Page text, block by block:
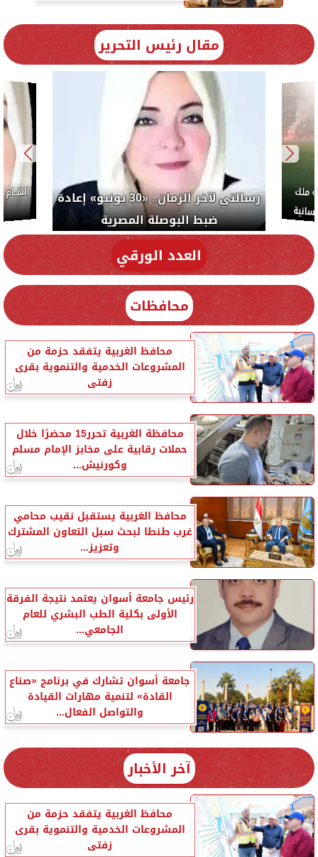
مقال رئيس التحرير
إلهام شرشر تكتب: «صلاح» ملك
المحبة.. رسول السلام والإنسانية
كورة..
العدد الورقي
محافظات
محافظ الغربية يتفقد حزمة من
المشروعات الخدمية والتنموية بقرى
زفتى
محافظة الغربية تحرر15 محضرًا خلال
حملات رقابية على مخابز الإمام مسلم
وكورنيش...
محافظ الغربية يستقبل نقيب محامي
غرب طنطا لبحث سبل التعاون المشترك
وتعزيز...
رئيس جامعة أسوان يعتمد نتيجة الفرقة
الأولى بكلية الطب البشري للعام
الجامعي...
جامعة أسوان تشارك في برنامج «صناع
القادة» لتنمية مهارات القيادة
والتواصل الفعال...
آخر الأخبار
محافظ الغربية يتفقد حزمة من
المشروعات الخدمية والتنموية بقرى
زفتى